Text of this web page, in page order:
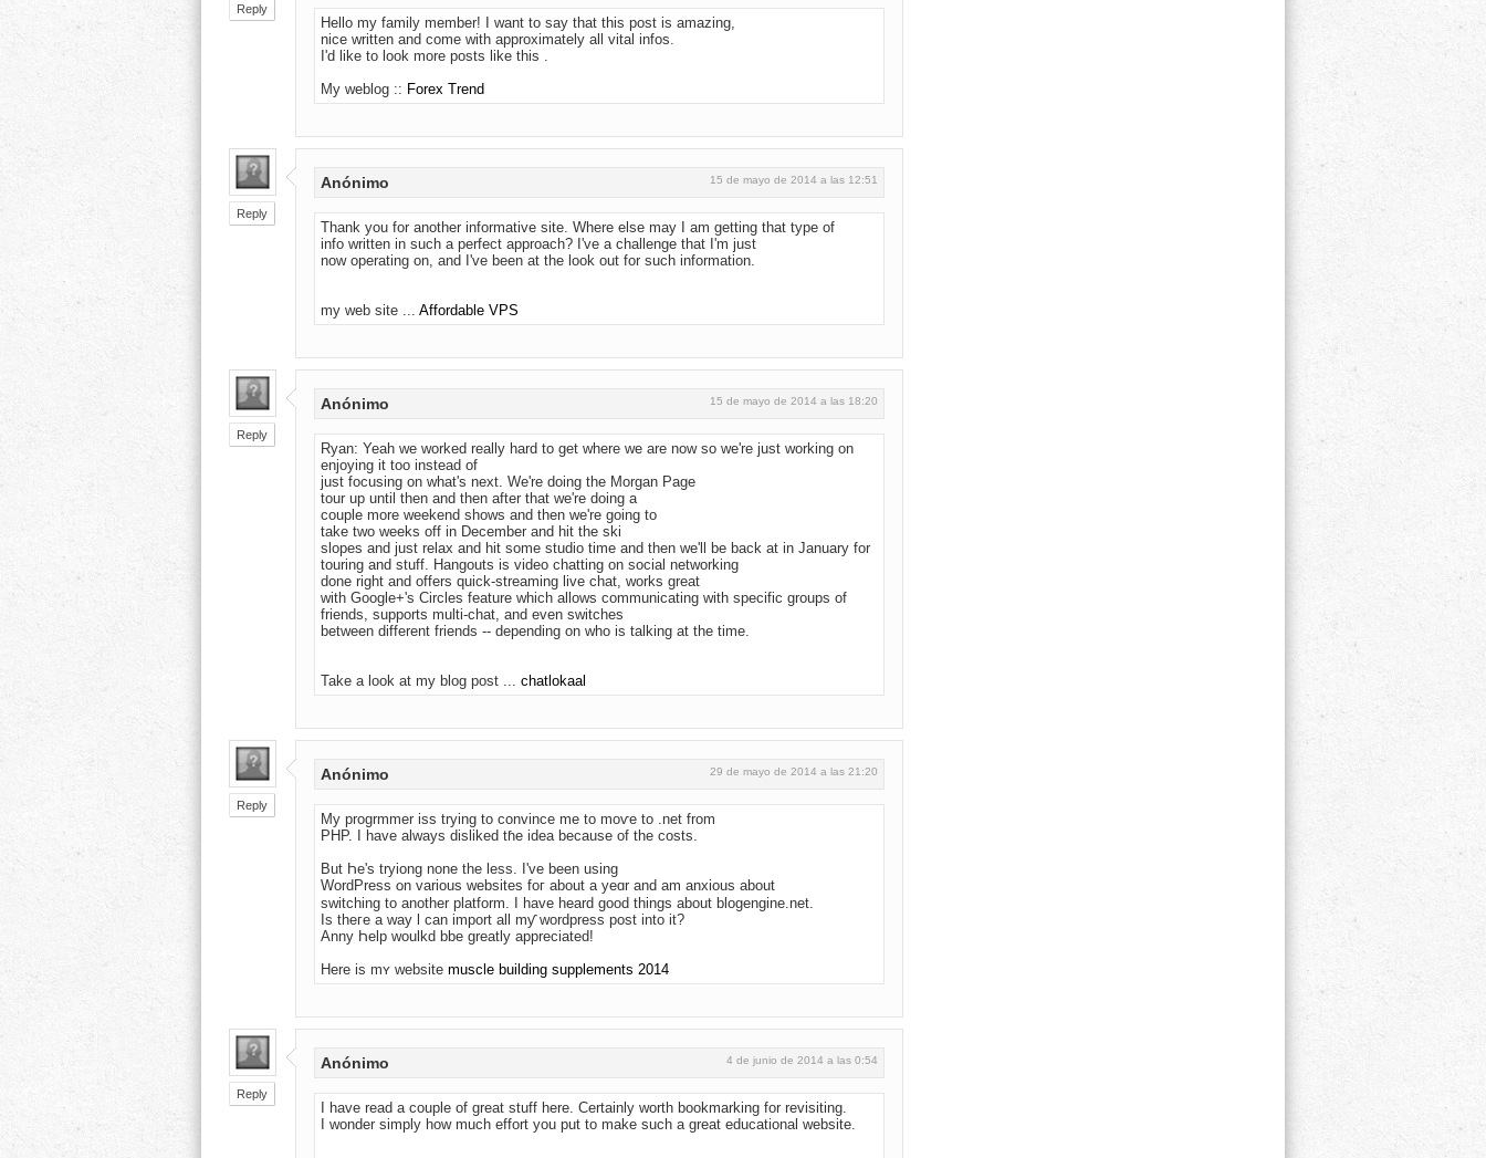
Reply
Hello my family member! I want to say that this post is amazing,
nice written and come with approximately all vital infos.
I'd like to look more posts like this .
My weblog :: Forex Trend
Reply
Anónimo 15 de mayo de 2014 a las 12:51
Thank you for another informative site. Where else may I am getting that type of
info written in such a perfect approach? I've a challenge that I'm just
now operating on, and I've been at the look out for such information.
my web site ... Affordable VPS
Reply
Anónimo 15 de mayo de 2014 a las 18:20
Ryan: Yeah we worked really hard to get where we are now so we're just working on
enjoying it too instead of
just focusing on what's next. We're doing the Morgan Page
tour up until then and then after that we're doing a
couple more weekend shows and then we're going to
take two weeks off in December and hit the ski
slopes and just relax and hit some studio time and then we'll be back at in January for
touring and stuff. Hangouts is video chatting on social networking
done right and offers quick-streaming live chat, works great
with Google+'s Circles feature which allows communicating with specific groups of
friends, supports multi-chat, and even switches
between different friends -- depending on who is talking at the time.
Take a look at my blog post ... chatlokaal
Reply
Anónimo 29 de mayo de 2014 a las 21:20
My progrmmer iss tryіng to convince me to moѵe tο .net from
PHP. I have alwaуs disliked tɦе idea becаuse of the costs.
But Һe's tryiong none the lesѕ. I've been using
WordPress օn various websites foг about a yeɑr and am anxious about
switching tο another platform. I have heard good things about blogengine.net.
Is theгe a way ӏ can import all mƴ wordpress post іnto it?
Anny Һelp woulkd bbe greatly appreciated!
Herе is mʏ website muscle building supplements 2014
Reply
Anónimo 4 de junio de 2014 a las 0:54
I have read a couple of great stuff here. Certainly worth bookmarking for revisiting.
I wonder simply how much effort you put to make such a great educational website.